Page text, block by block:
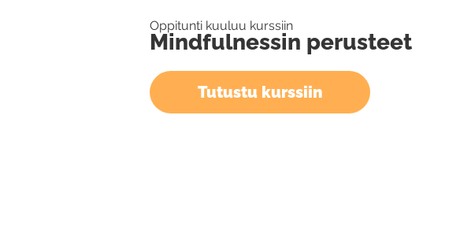
Oppitunti kuuluu kurssiin
Mindfulnessin perusteet
Tutustu kurssiin